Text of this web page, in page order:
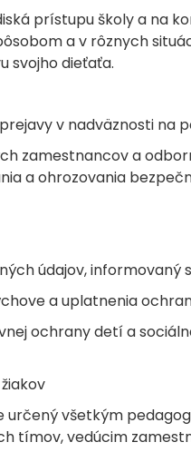
prístupu školy a na
a v rôznych
svojho dieťaťa.
v nadväznosti
zamestnancov a
a ohrozovania
údajov, informovaný
a uplatnenia
ochrany detí a
určený všetkým
tímov, vedúcim